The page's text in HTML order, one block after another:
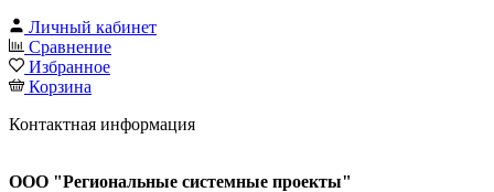
Личный кабинет
Сравнение
Избранное
Корзина
Контактная информация
ООО "Региональные системные проекты"